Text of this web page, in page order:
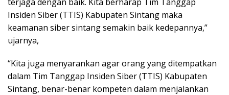
Insiden Siber (TTIS) Kabupaten Sintang maka
keamanan siber sintang semakin baik kedepannya,”
ujarnya,
“Kita juga menyarankan agar orang yang ditempatkan
dalam Tim Tanggap Insiden Siber (TTIS) Kabupaten
Sintang, benar-benar kompeten dalam menjalankan